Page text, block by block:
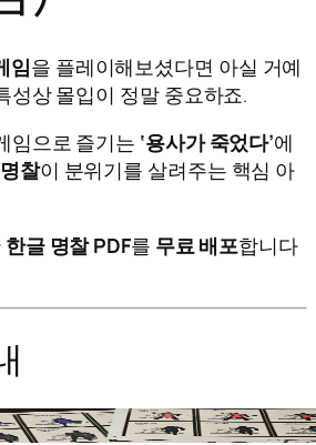
임을 플레이해보셨다면 아실 거예
성상 몰입이 정말 중요하죠.
임으로 즐기는 ‘용사가 죽었다’에
찰이 분위기를 살려주는 핵심 아
한글 명찰 PDF를 무료 배포합니다